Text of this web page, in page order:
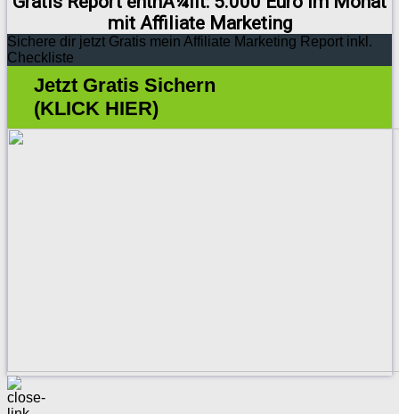
mit Affiliate Marketing
Sichere dir jetzt Gratis mein Affiliate Marketing Report inkl.
Checkliste
Jetzt Gratis Sichern
(KLICK HIER)